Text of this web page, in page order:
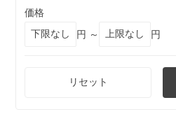
価格
円 ～
円
リセット